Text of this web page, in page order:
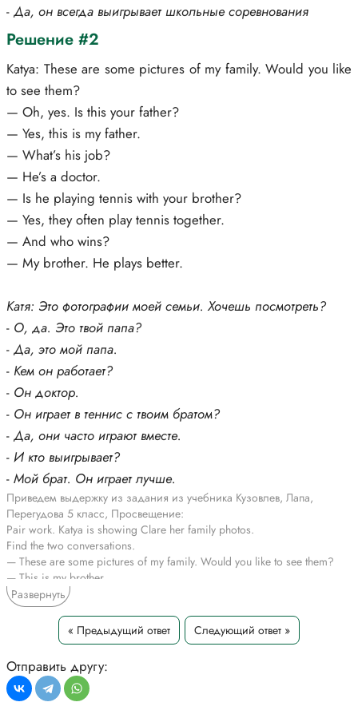
- Да, он всегда выигрывает школьные соревнования
Решение #2
Katya: These are some pictures of my family. Would you like
to see them?
— Oh, yes. Is this your father?
— Yes, this is my father.
— What’s his job?
— He’s a doctor.
— Is he playing tennis with your brother?
— Yes, they often play tennis together.
— And who wins?
— My brother. He plays better.
Катя: Это фотографии моей семьи. Хочешь посмотреть?
- О, да. Это твой папа?
- Да, это мой папа.
- Кем он работает?
- Он доктор.
- Он играет в теннис с твоим братом?
- Да, они часто играют вместе.
- И кто выигрывает?
- Мой брат. Он играет лучше.
Приведем выдержку из задания из учебника Кузовлев, Лапа,
Перегудова 5 класс, Просвещение:
Pair work. Katya is showing Clare her family photos.
Find the two conversations.
— These are some pictures of my family. Would you like to see them?
— This is my brother.
— Yes, this is my father.
— He’s a doctor.
— He’s in the 9th form.
— He is good at tennis.
— Yes, they often play tennis together.
— My brother. He plays better.
— Yes, he always wins our school competitions.
*Цитирирование части задания со ссылкой на учебник
Развернуть
« Предыдущий ответ Следующий ответ »
Отправить другу: